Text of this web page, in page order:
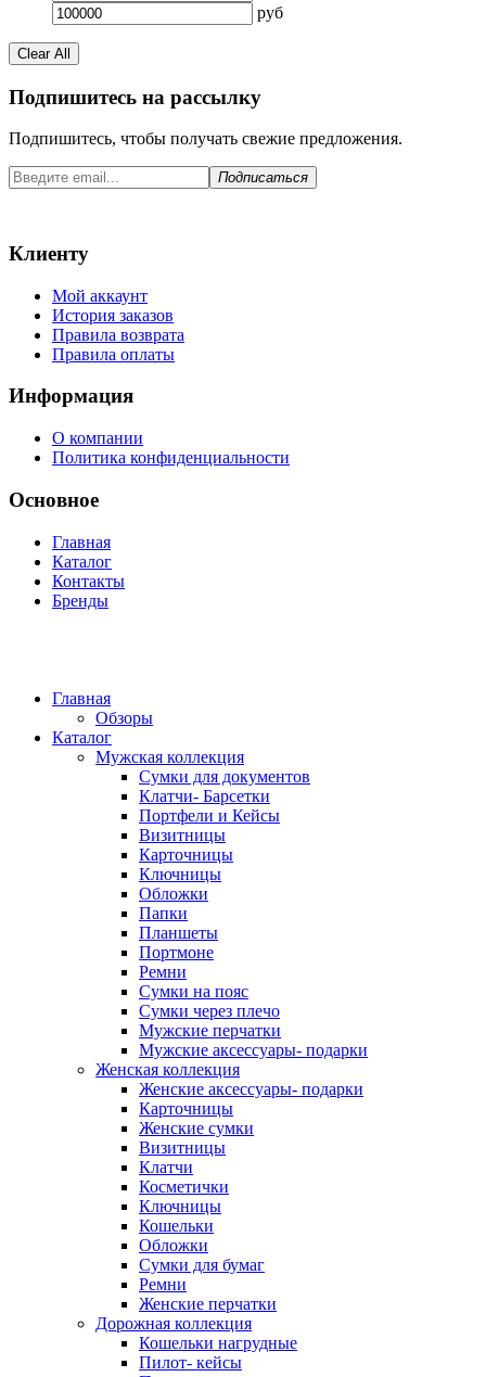
руб
Clear All
Подпишитесь на рассылку
Подпишитесь, чтобы получать свежие предложения.
Подписаться
Клиенту
Мой аккаунт
История заказов
Правила возврата
Правила оплаты
Информация
О компании
Политика конфиденциальности
Основное
Главная
Каталог
Контакты
Бренды
Главная
Обзоры
Каталог
Мужская коллекция
Сумки для документов
Клатчи- Барсетки
Портфели и Кейсы
Визитницы
Карточницы
Ключницы
Обложки
Папки
Планшеты
Портмоне
Ремни
Сумки на пояс
Сумки через плечо
Мужские перчатки
Мужские аксессуары- подарки
Женская коллекция
Женские аксессуары- подарки
Карточницы
Женские сумки
Визитницы
Клатчи
Косметички
Ключницы
Кошельки
Обложки
Сумки для бумаг
Ремни
Женские перчатки
Дорожная коллекция
Кошельки нагрудные
Пилот- кейсы